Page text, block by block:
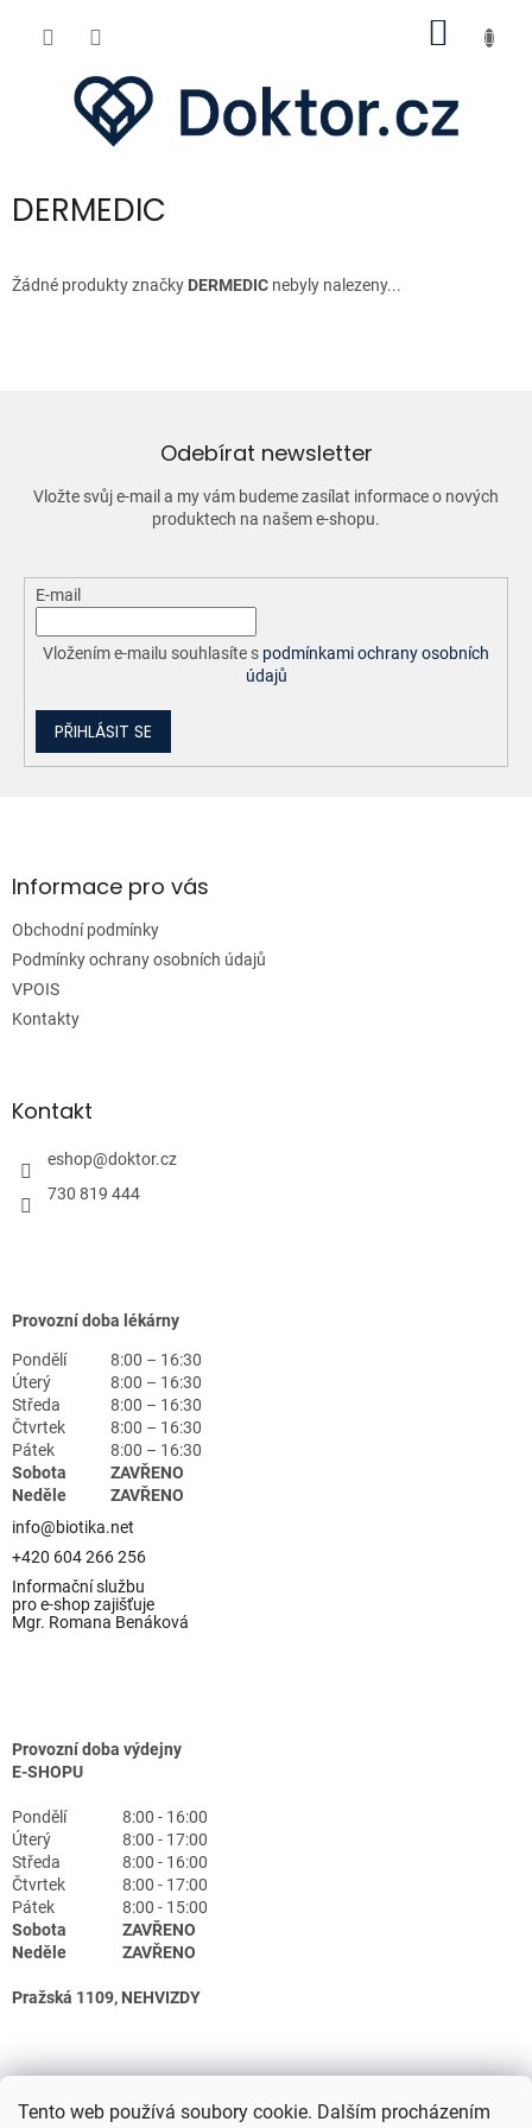
Tento web používá soubory cookie. Dalším procházením
DERMEDIC
Žádné produkty značky DERMEDIC nebyly nalezeny...
Odebírat newsletter
Vložte svůj e-mail a my vám budeme zasílat informace o nových
produktech na našem e-shopu.
E-mail
Vložením e-mailu souhlasíte s podmínkami ochrany osobních
údajů
PŘIHLÁSIT SE
aInformace pro vás
Obchodní podmínky
Podmínky ochrany osobních údajů
VPOIS
Kontakty
Kontakt
eshop@doktor.cz
730 819 444
Provozní doba lékárny
Pondělí
8:00 – 16:30
Úterý
8:00 – 16:30
Středa
8:00 – 16:30
Čtvrtek
8:00 – 16:30
Pátek
8:00 – 16:30
Sobota
ZAVŘENO
Neděle
ZAVŘENO
info@biotika.net
+420 604 266 256
Informační službu
pro e-shop zajišťuje
Mgr. Romana Benáková
Provozní doba výdejny
E-SHOPU
Pondělí
8:00 - 16:00
Úterý
8:00 - 17:00
Středa
8:00 - 16:00
Čtvrtek
8:00 - 17:00
Pátek
8:00 - 15:00
Sobota
ZAVŘENO
Neděle
ZAVŘENO
Pražská 1109, NEHVIZDY